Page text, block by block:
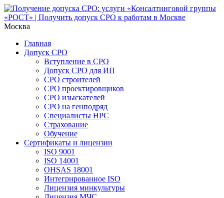
Москва
Главная
Допуск СРО
Вступление в СРО
Допуск СРО для ИП
СРО строителей
СРО проектировщиков
СРО изыскателей
СРО на генподряд
Специалисты НРС
Страхование
Обучение
Сертификаты и лицензии
ISO 9001
ISO 14001
OHSAS 18001
Интегрированное ISO
Лицензия минкультуры